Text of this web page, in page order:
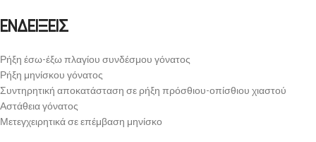
ΕΝΔΕΙΞΕΙΣ
Ρήξη έσω-έξω πλαγίου συνδέσμου γόνατος
Ρήξη μηνίσκου γόνατος
Συντηρητική αποκατάσταση σε ρήξη πρόσθιου-οπίσθιου χιαστού
Αστάθεια γόνατος
Μετεγχειρητικά σε επέμβαση μηνίσκο